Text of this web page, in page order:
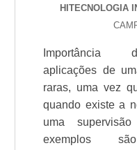
HITECNOLOGIA
Importância
aplicações de
raras, uma vez
quando existe a
uma
exemplos